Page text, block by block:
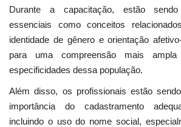
Durante a capacitação, estão
essenciais como conceitos
identidade de gênero e orientação
para uma compreensão mais
especificidades dessa população.
Além disso, os profissionais estão
importância do cadastramento
incluindo o uso do nome social,